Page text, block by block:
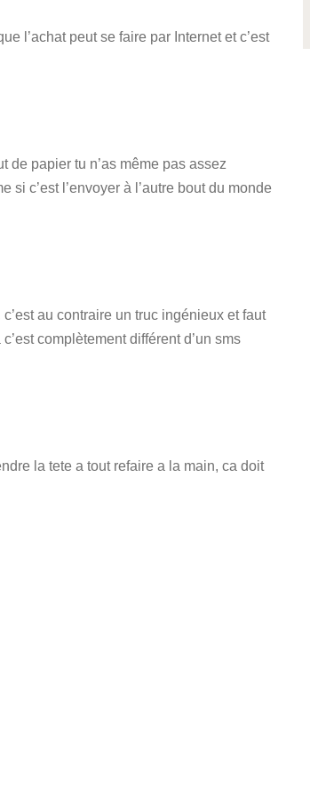
l’achat peut se faire par Internet et c’est
de papier tu n’as même pas assez
si c’est l’envoyer à l’autre bout du monde
au contraire un truc ingénieux et faut
complètement différent d’un sms
la tete a tout refaire a la main, ca doit